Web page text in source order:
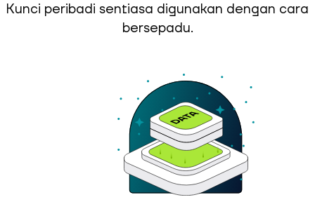
Kunci peribadi sentiasa digunakan dengan cara
bersepadu.